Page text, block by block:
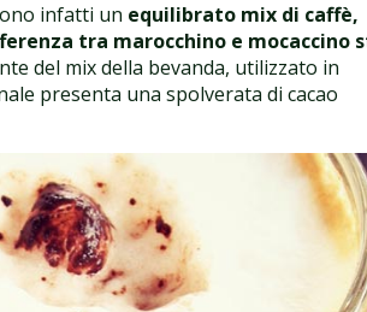
infatti un equilibrato mix di caffè,
tra marocchino e mocaccino
del mix della bevanda, utilizzato in
presenta una spolverata di cacao